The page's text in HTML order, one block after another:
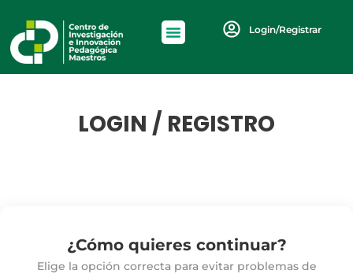
Login/Registrar
LOGIN / REGISTRO
¿Cómo quieres continuar?
Elige la opción correcta para evitar problemas de